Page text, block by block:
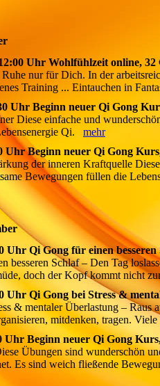
Uhr Wohlfühlzeit online, 32
nur für Dich. In der
Training ... Eintauchen in
Uhr Beginn neuer Qi Gong
Diese einfache und
Qi. mehr
Uhr Beginn neuer Qi Gong
der inneren Kraftquelle
Bewegungen füllen die
Uhr Qi Gong für einen besseren
besseren Schlaf – Den Tag
doch der Kopf kommt nicht
Uhr Qi Gong bei Stress &
& mentaler Überlastung – Raus
mitdenken, tragen.
Uhr Beginn neuer Qi Gong
Übungen sind wunderschön
Es sind weich fließende